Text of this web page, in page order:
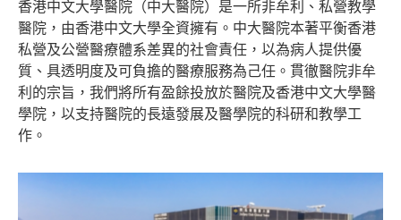
香港中文大學醫院（中大醫院）是一所非牟利、私營教學
醫院，由香港中文大學全資擁有。中大醫院本著平衡香港
私營及公營醫療體系差異的社會責任，以為病人提供優
質、具透明度及可負擔的醫療服務為己任。貫徹醫院非牟
利的宗旨，我們將所有盈餘投放於醫院及香港中文大學醫
學院，以支持醫院的長遠發展及醫學院的科研和教學工
作。